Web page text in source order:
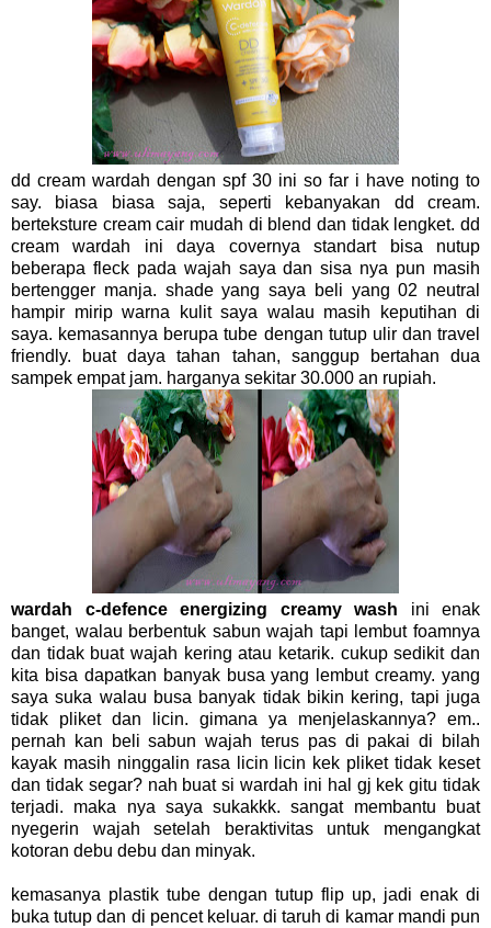
dd cream wardah dengan spf 30 ini so far i have noting to
say. biasa biasa saja, seperti kebanyakan dd cream.
berteksture cream cair mudah di blend dan tidak lengket. dd
cream wardah ini daya covernya standart bisa nutup
beberapa fleck pada wajah saya dan sisa nya pun masih
bertengger manja. shade yang saya beli yang 02 neutral
hampir mirip warna kulit saya walau masih keputihan di
saya. kemasannya berupa tube dengan tutup ulir dan travel
friendly. buat daya tahan tahan, sanggup bertahan dua
sampek empat jam. harganya sekitar 30.000 an rupiah.
wardah c-defence energizing creamy wash ini enak
banget, walau berbentuk sabun wajah tapi lembut foamnya
dan tidak buat wajah kering atau ketarik. cukup sedikit dan
kita bisa dapatkan banyak busa yang lembut creamy. yang
saya suka walau busa banyak tidak bikin kering, tapi juga
tidak pliket dan licin. gimana ya menjelaskannya? em..
pernah kan beli sabun wajah terus pas di pakai di bilah
kayak masih ninggalin rasa licin licin kek pliket tidak keset
dan tidak segar? nah buat si wardah ini hal gj kek gitu tidak
terjadi. maka nya saya sukakkk. sangat membantu buat
nyegerin wajah setelah beraktivitas untuk mengangkat
kotoran debu debu dan minyak.
kemasanya plastik tube dengan tutup flip up, jadi enak di
buka tutup dan di pencet keluar. di taruh di kamar mandi pun